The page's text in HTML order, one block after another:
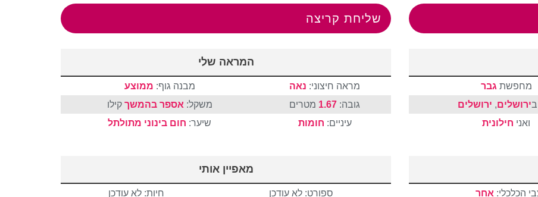
שליחת קריצה
מחפשת גבר
ירושלים, ירושלים
ואני חילונית
המראה שלי
מראה חיצוני: נאה מבנה גוף: ממוצע
גובה: 1.67 מטרים משקל: אספר בהמשך קילו
עיניים: חומות שיער: חום בינוני מתולתל
הכלכלי: אחר
מאפיין אותי
ספורט: לא עודכן
חיות: לא עודכן